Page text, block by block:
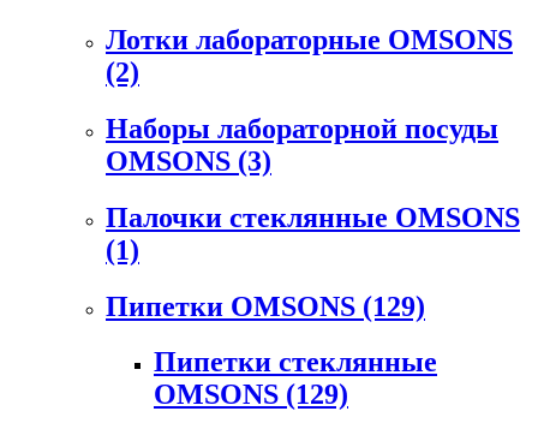
Лотки лабораторные OMSONS
(2)
Наборы лабораторной посуды
OMSONS (3)
Палочки стеклянные OMSONS
(1)
Пипетки OMSONS (129)
Пипетки стеклянные
OMSONS (129)